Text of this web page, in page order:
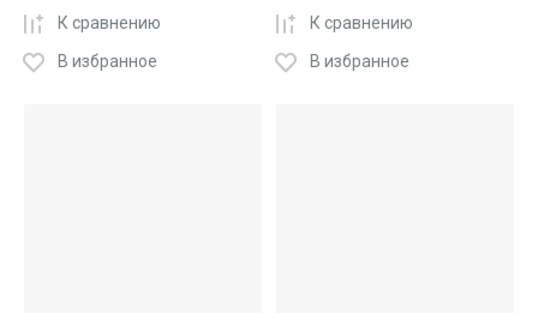
К сравнению
В избранное
К сравнению
В избранное